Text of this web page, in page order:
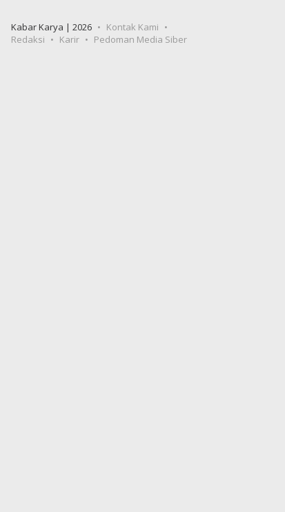
Kabar Karya | 2026
Kontak Kami
Redaksi
Karir Pedoman Media Siber